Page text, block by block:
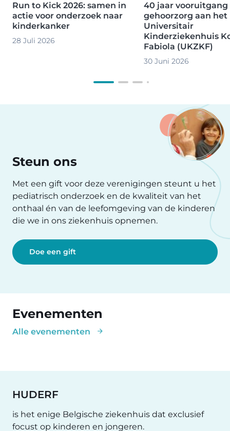
Run to Kick 2026: samen in
actie voor onderzoek naar
kinderkanker
28 Juli 2026
40 jaar vooruitgang
gehoorzorg aan het
Universitair
Kinderziekenhuis
Fabiola (UKZKF)
30 Juni 2026
Steun ons
Met een gift voor deze verenigingen steunt u het
pediatrisch onderzoek en de kwaliteit van het
onthaal én van de leefomgeving van de kinderen
die we in ons ziekenhuis opnemen.
Doe een gift
Evenementen
Alle evenementen
HUDERF
is het enige Belgische ziekenhuis dat exclusief
focust op kinderen en jongeren.